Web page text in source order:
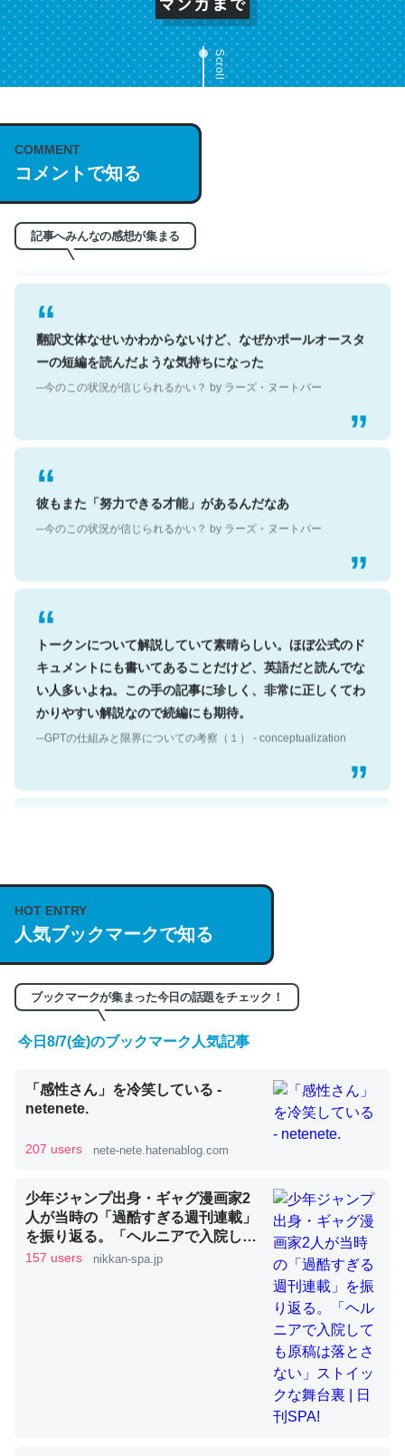
Scroll
COMMENT
コメントで知る
記事へみんなの感想が集まる
これは名文。彼はとてもクレバーなんだろうなと凄く思
う。英語少しでも読める人は原文もお勧め。自分はこの流
翻訳文体なせいかわからないけど、なぜかポールオースタ
ーの短編を読んだような気持ちになった
─今のこの状況が信じられるかい？ by ラーズ・ヌートバー
彼もまた「努力できる才能」があるんだなあ
─今のこの状況が信じられるかい？ by ラーズ・ヌートバー
トークンについて解説していて素晴らしい。ほぼ公式のド
キュメントにも書いてあることだけど、英語だと読んでな
い人多いよね。この手の記事に珍しく、非常に正しくてわ
かりやすい解説なので続編にも期待。
─GPTの仕組みと限界についての考察（１） - conceptualization
https://isobe324649.hatenablog.com/entry/2023/03/27
/064121
─GPTの仕組みと限界についての考察（１） - conceptualization
くらい。小説でいう「ずっと前の伏線」は回収されないけ
ど、短期記憶というには多い分量。進化すればするほど分
─GPTの仕組みと限界についての考察（１） - conceptualization
昆虫ってカルシウム少ないのか。知らんかった。調べたら
コオロギのカルシウム分はエビの600分の1程度。
─ニュース :: 【研究発表】昆虫学の大問題＝「昆虫はなぜ海にいな
HOT ENTRY
人気ブックマークで知る
ブックマークが集まった今日の話題をチェック！
今日8/7(金)のブックマーク人気記事
「感性さん」を冷笑している -
netenete.
207 users nete-nete.hatenablog.com
少年ジャンプ出身・ギャグ漫画家2
人が当時の「過酷すぎる週刊連載」
を振り返る。「ヘルニアで入院して
も原稿は落とさない」ストイックな
157 users nikkan-spa.jp